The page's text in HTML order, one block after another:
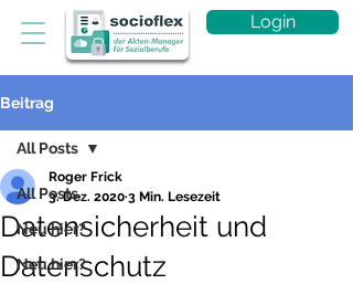
Login
Beitrag
All Posts
Neu hier?
Neu hier?
All Posts
Datensicherheit und
Datenschutz
Roger Frick
3. Dez. 2020 3 Min. Lesezeit